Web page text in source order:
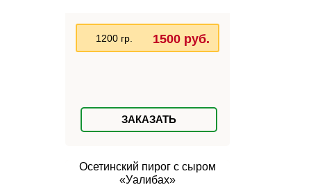
1200 гр. 1500 руб.
ЗАКАЗАТЬ
Осетинский пирог с сыром
«Уалибах»